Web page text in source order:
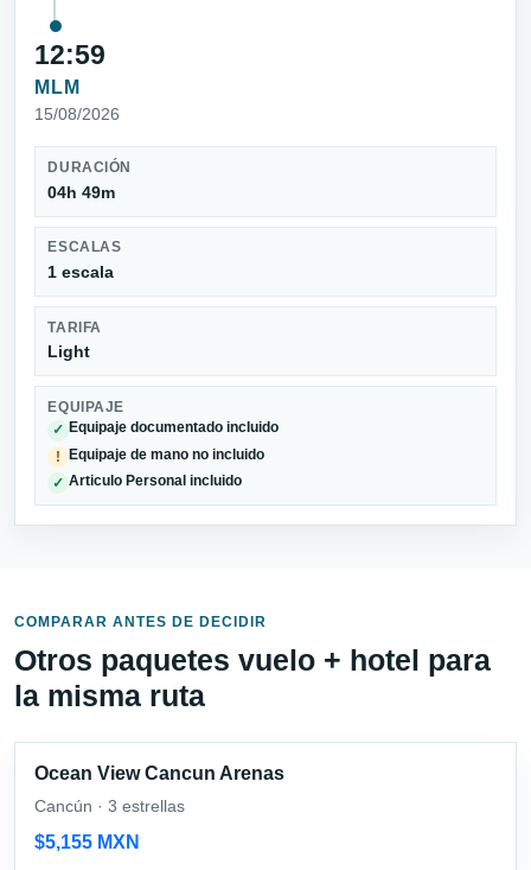
12:59
MLM
15/08/2026
DURACIÓN
04h 49m
ESCALAS
1 escala
TARIFA
Light
EQUIPAJE
✓ Equipaje documentado incluido
! Equipaje de mano no incluido
✓ Articulo Personal incluido
COMPARAR ANTES DE DECIDIR
Otros paquetes vuelo + hotel para
la misma ruta
Ocean View Cancun Arenas
Cancún · 3 estrellas
$5,155 MXN